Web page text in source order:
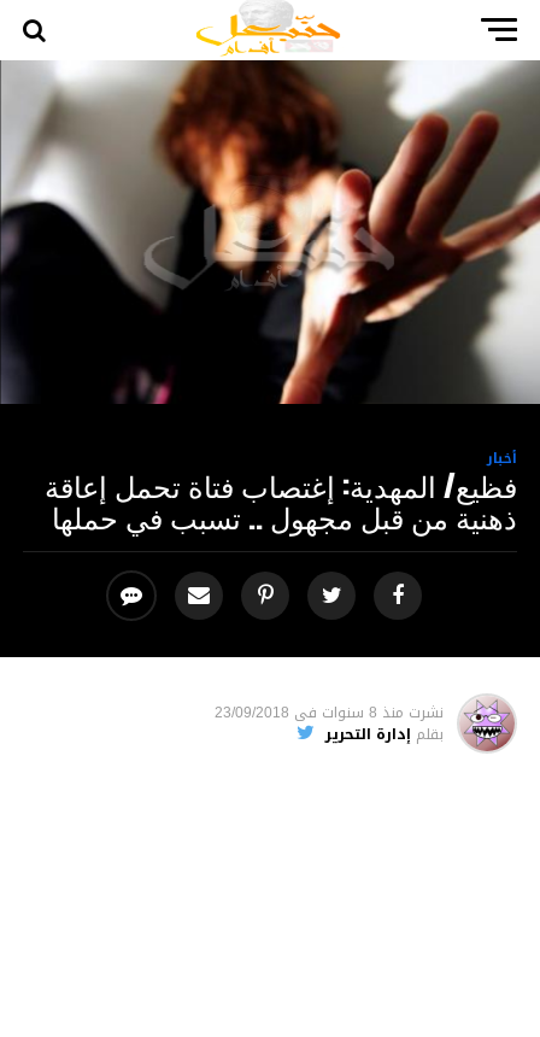
أخبار
فظيع/ المهدية: إغتصاب فتاة تحمل إعاقة
ذهنية من قبل مجهول .. تسبب في حملها
نشرت منذ 8 سنوات فى 23/09/2018
بقلم إدارة التحرير